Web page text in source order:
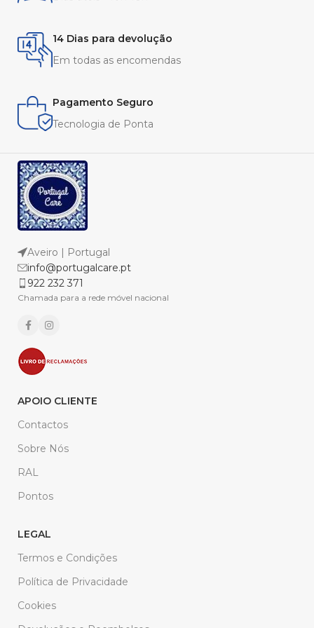
14 Dias para devolução
Em todas as encomendas
Pagamento Seguro
Tecnologia de Ponta
Aveiro | Portugal
info@portugalcare.pt
922 232 371
Chamada para a rede móvel nacional
APOIO CLIENTE
Contactos
Sobre Nós
RAL
Pontos
LEGAL
Termos e Condições
Política de Privacidade
Cookies